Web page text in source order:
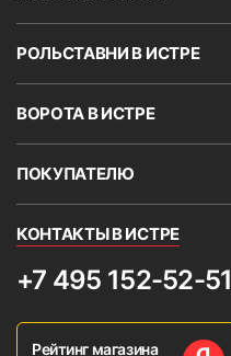
РОЛЬСТАВНИ В ИСТРЕ
ВОРОТА В ИСТРЕ
ПОКУПАТЕЛЮ
КОНТАКТЫ В ИСТРЕ
+7 495 152-52-51
Рейтинг магазина